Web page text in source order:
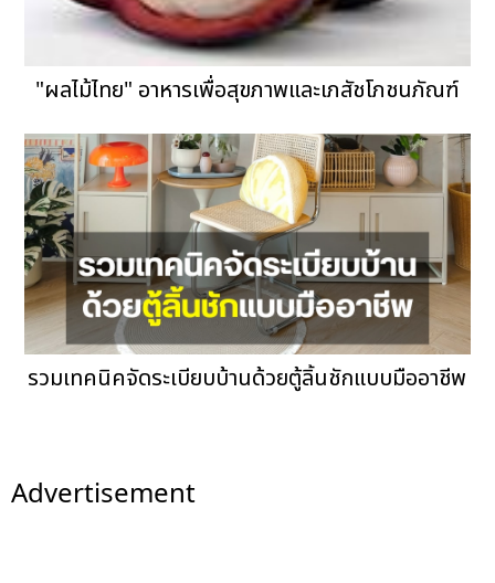
"ผลไม้ไทย" อาหารเพื่อสุขภาพและเภสัชโภชนภัณฑ์
รวมเทคนิคจัดระเบียบบ้านด้วยตู้ลิ้นชักแบบมืออาชีพ
Advertisement